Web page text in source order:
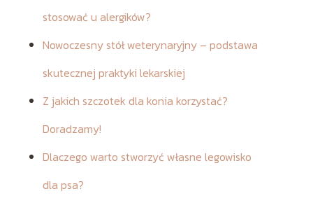
stosować u alergików?
Nowoczesny stół weterynaryjny – podstawa
skutecznej praktyki lekarskiej
Z jakich szczotek dla konia korzystać?
Doradzamy!
Dlaczego warto stworzyć własne legowisko
dla psa?